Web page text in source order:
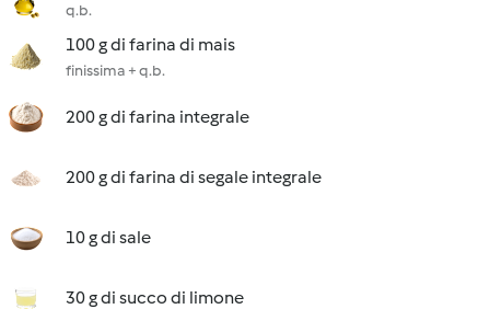
q.b.
100 g di farina di mais
finissima + q.b.
200 g di farina integrale
200 g di farina di segale integrale
10 g di sale
30 g di succo di limone